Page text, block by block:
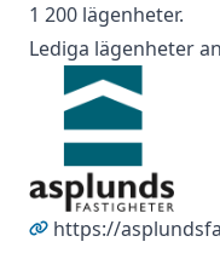
1 200 lägenheter.
Lediga lägenheter
https://